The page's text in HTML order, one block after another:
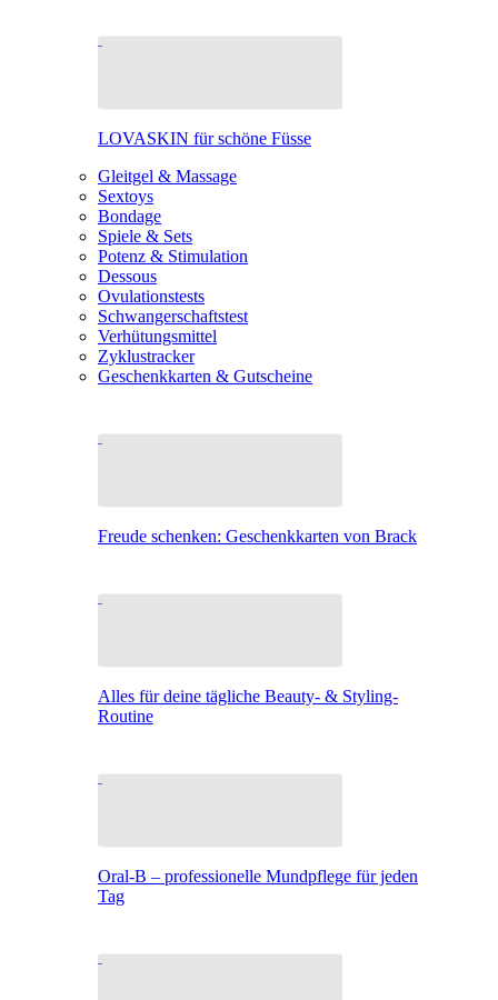
LOVASKIN für schöne Füsse
Gleitgel & Massage
Sextoys
Bondage
Spiele & Sets
Potenz & Stimulation
Dessous
Ovulationstests
Schwangerschaftstest
Verhütungsmittel
Zyklustracker
Geschenkkarten & Gutscheine
Freude schenken: Geschenkkarten von Brack
Alles für deine tägliche Beauty- & Styling-
Routine
Oral-B – professionelle Mundpflege für jeden
Tag